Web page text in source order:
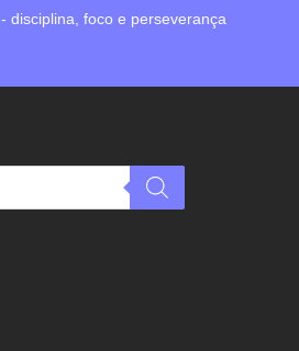
- disciplina, foco e perseverança